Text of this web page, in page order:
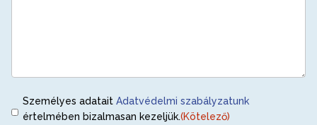
Consent(Kötelező)
Személyes adataitAdatvédelmi szabályzatunk
értelmében bizalmasan kezeljük.(Kötelező)